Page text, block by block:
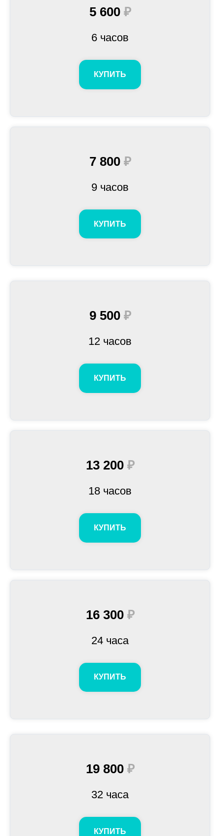
5 600 ₽
6 часов
КУПИТЬ
7 800 ₽
9 часов
КУПИТЬ
9 500 ₽
12 часов
КУПИТЬ
13 200 ₽
18 часов
КУПИТЬ
16 300 ₽
24 часа
КУПИТЬ
19 800 ₽
32 часа
КУПИТЬ